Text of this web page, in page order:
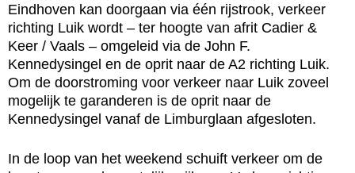
Eindhoven kan doorgaan via één rijstrook, verkeer
richting Luik wordt – ter hoogte van afrit Cadier &
Keer / Vaals – omgeleid via de John F.
Kennedysingel en de oprit naar de A2 richting Luik.
Om de doorstroming voor verkeer naar Luik zoveel
mogelijk te garanderen is de oprit naar de
Kennedysingel vanaf de Limburglaan afgesloten.
In de loop van het weekend schuift verkeer om de